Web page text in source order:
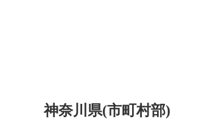
神奈川県(市町村部)